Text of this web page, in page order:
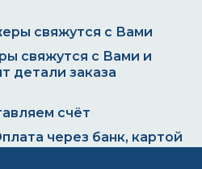
свяжутся с Вами и
детали заказа
через банк, картой